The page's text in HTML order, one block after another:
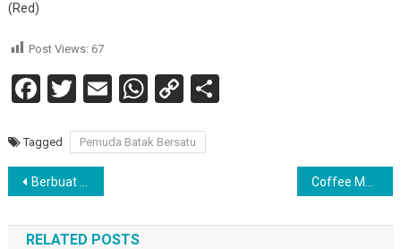
(Red)
Post Views: 67
Facebook
Twitter
EmailWhatsApp
CopyShare
Tagged Pemuda Batak Bersatu
Navigasi
pos
Berbuat Onar Dan Membawa – Bawa Sajam, Seorang Pria Ditembak Polisi
RELATED POSTS